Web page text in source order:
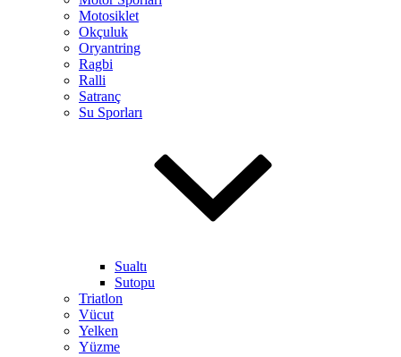
Motosiklet
Okçuluk
Oryantring
Ragbi
Ralli
Satranç
Su Sporları
Sualtı
Sutopu
Triatlon
Vücut
Yelken
Yüzme